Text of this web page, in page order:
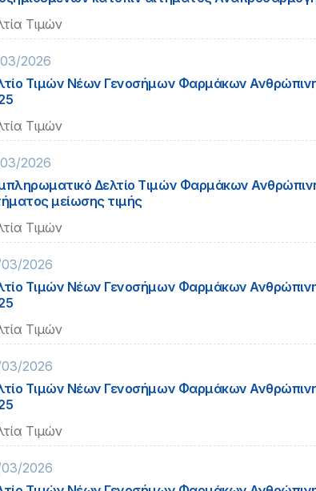
Τιμών
2026
Τιμών Νέων Γενοσήμων Φαρμάκων
Τιμών
2026
Δελτίο Τιμών Φαρμάκων
μείωσης τιμής
Τιμών
2026
Τιμών Νέων Γενοσήμων Φαρμάκων
Τιμών
2026
Τιμών Νέων Γενοσήμων Φαρμάκων
Τιμών
2026